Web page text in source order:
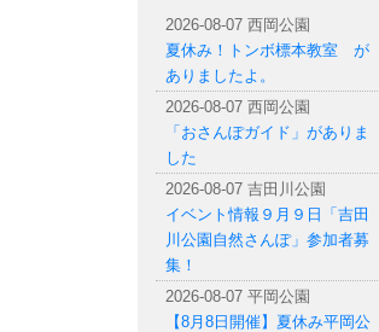
2026-08-07 西岡公園
夏休み！トンボ標本教室 が
ありましたよ。
2026-08-07 西岡公園
「おさんぽガイド」がありま
した
2026-08-07 吉田川公園
イベント情報９月９日「吉田
川公園自然さんぽ」参加者募
集！
2026-08-07 平岡公園
【8月8日開催】夏休み平岡公